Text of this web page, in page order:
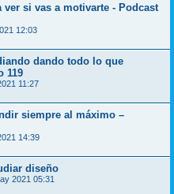
ver si vas a motivarte - Podcast
12:03
dando todo lo que
119
11:27
siempre al máximo –
14:39
diseño
2021 05:31